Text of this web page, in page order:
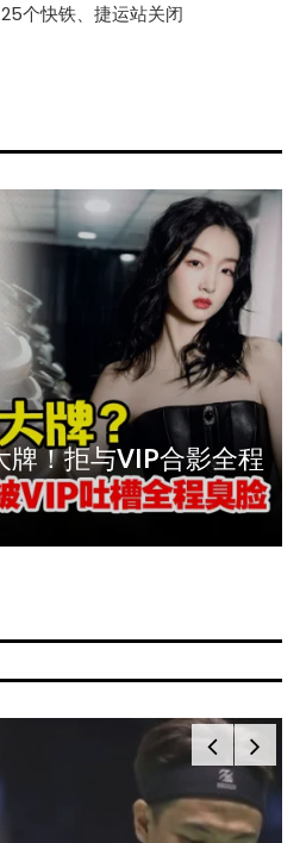
个快铁、捷运站关闭
牌！拒与VIP合影全程